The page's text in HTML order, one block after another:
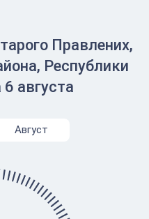
Правлених,
Республики
августа
Август